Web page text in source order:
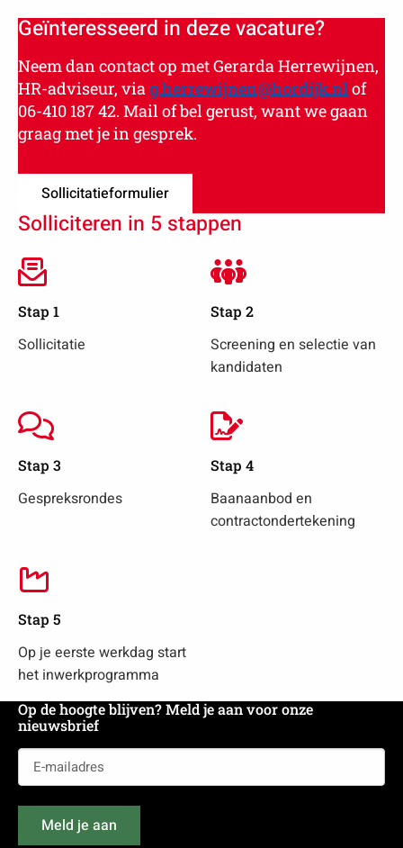
Geïnteresseerd in deze vacature?
Neem dan contact op met Gerarda Herrewijnen,
HR-adviseur, viag.herrewijnen@hordijk.nlof
06-410 187 42. Mail of bel gerust, want we gaan
graag met je in gesprek.
Sollicitatieformulier
Solliciteren in 5 stappen
Stap 1
Sollicitatie
Stap 2
Screening en selectie van
kandidaten
Stap 3
Gespreksrondes
Stap 4
Baanaanbod en
contractondertekening
Stap 5
Op je eerste werkdag start
het inwerkprogramma
Op de hoogte blijven? Meld je aan voor onze
nieuwsbrief
mailadres
(Vereist)
Meld je aan